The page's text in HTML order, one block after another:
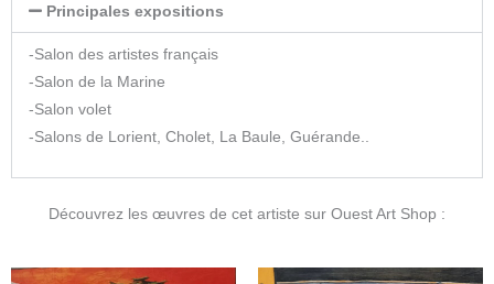
Principales expositions
-Salon des artistes français
-Salon de la Marine
-Salon volet
-Salons de Lorient, Cholet, La Baule, Guérande..
Découvrez les œuvres de cet artiste sur Ouest Art Shop :